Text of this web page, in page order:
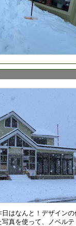
はなんと！デザインの
真を使って、ノベル